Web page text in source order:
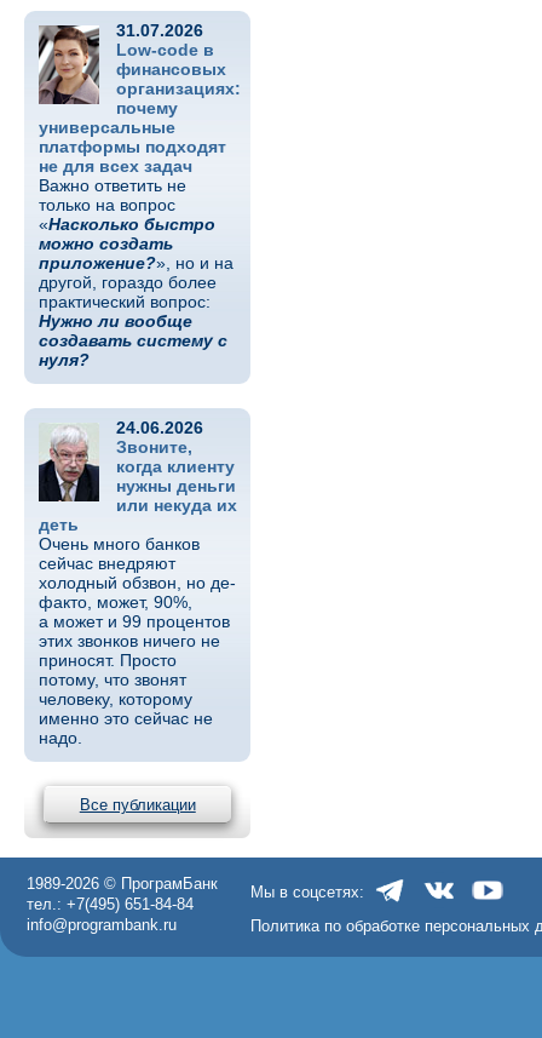
31.07.2026
Low-code в
финансовых
организациях:
почему
универсальные
платформы подходят
не для всех задач
Важно ответить не
только на вопрос
«Насколько быстро
можно создать
приложение?», но и на
другой, гораздо более
практический вопрос:
Нужно ли вообще
создавать систему с
нуля?
24.06.2026
Звоните,
когда клиенту
нужны деньги
или некуда их
деть
Очень много банков
сейчас внедряют
холодный обзвон, но де-
факто, может, 90%,
а может и 99 процентов
этих звонков ничего не
приносят. Просто
потому, что звонят
человеку, которому
именно это сейчас не
надо.
Все публикации
1989-2026 © ПрограмБанк
тел.: +7(495) 651-84-84
info@programbank.ru
Мы в соцсетях:
Политика по обработке персональных